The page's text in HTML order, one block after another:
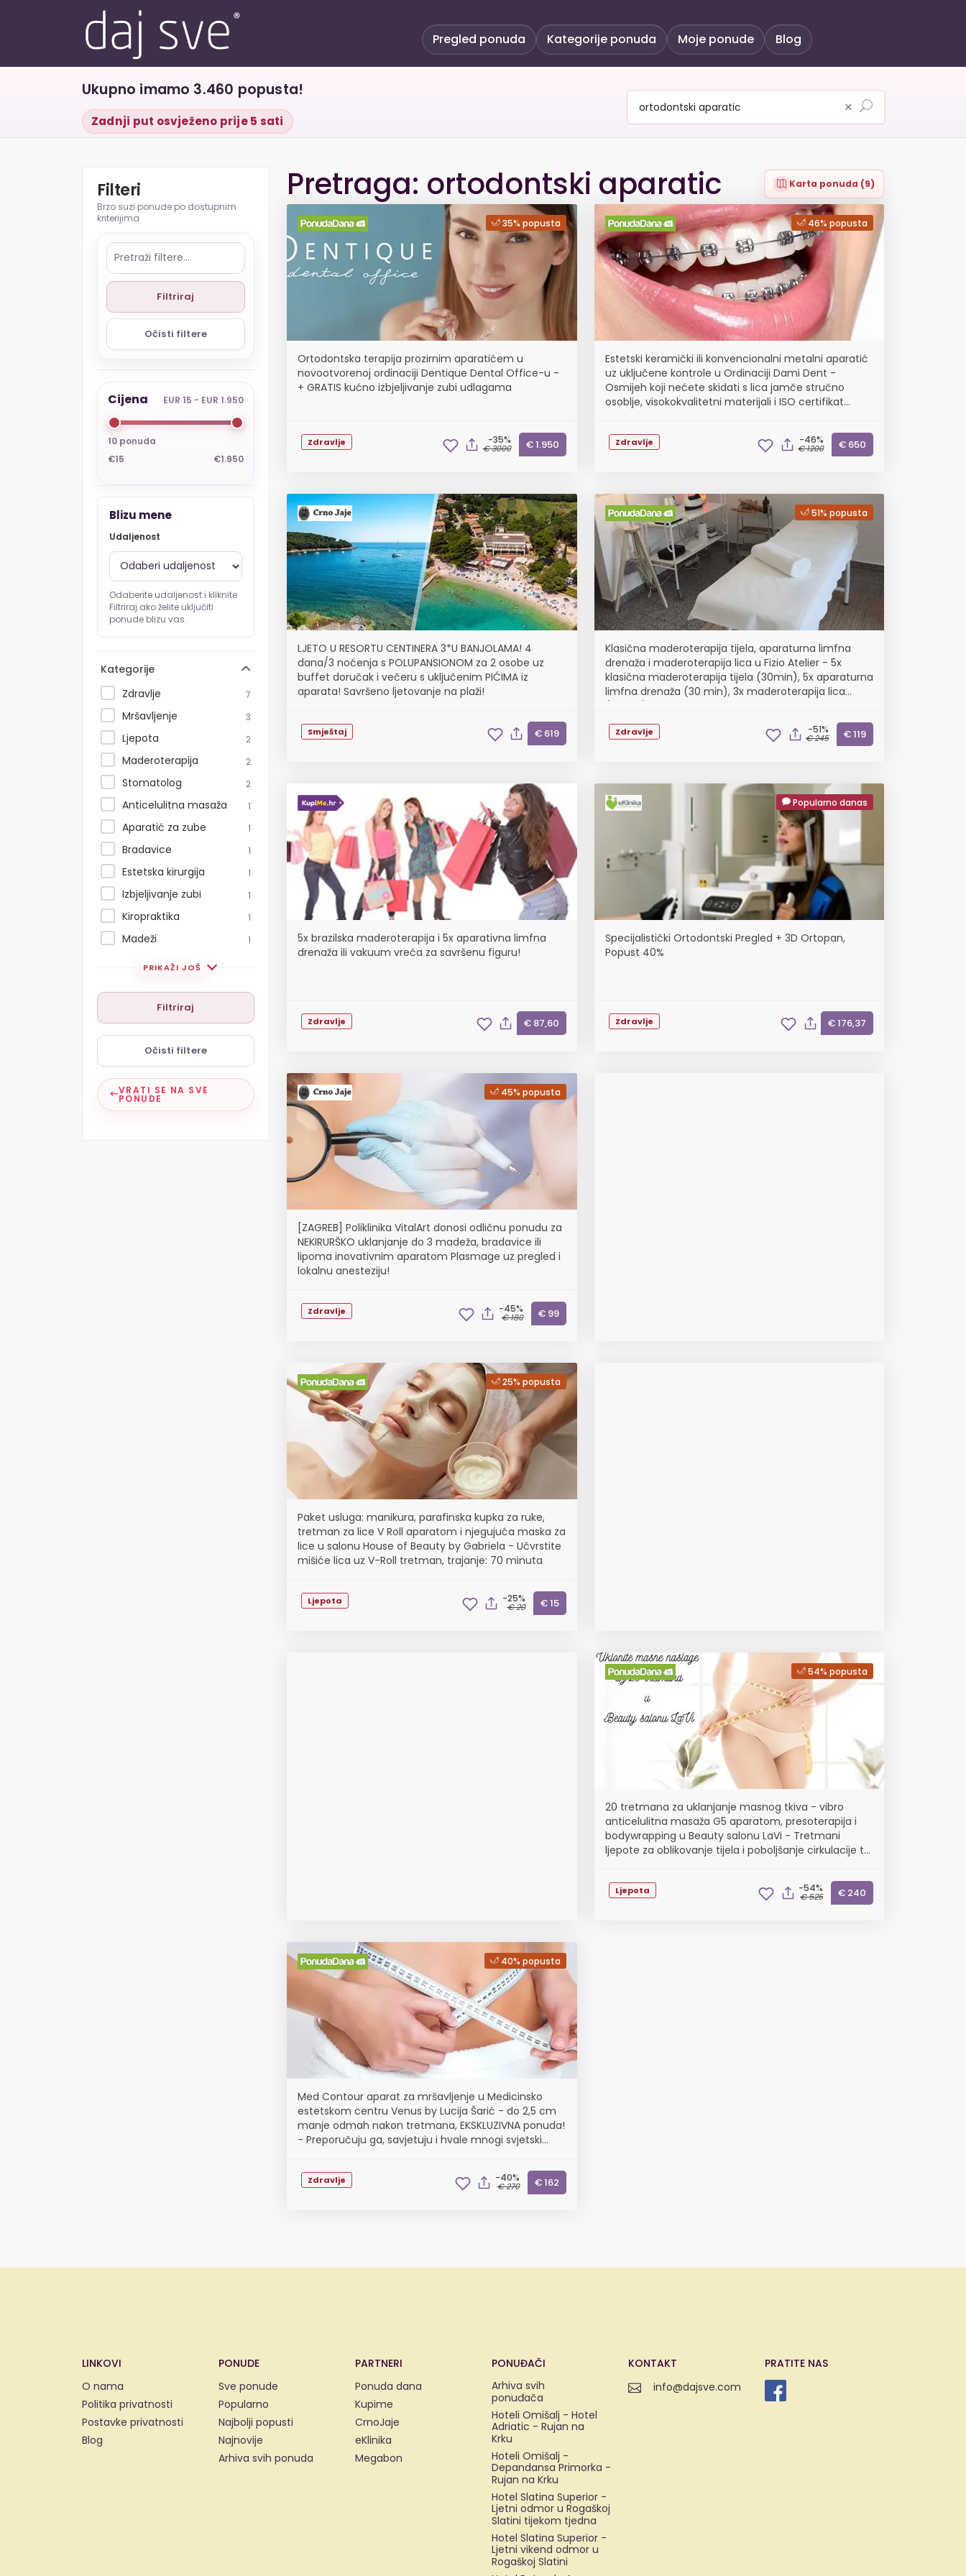
Pregled ponuda Kategorije ponuda Moje ponude Blog
Ukupno imamo 3.460 popusta!
Zadnji put osvježeno prije 5 sati
×
Filteri
Filtriraj
Očisti filtere
Cijena EUR 15 - EUR 1.950
10 ponuda
€15
€1.950
Blizu mene
Udaljenost
Odaberite udaljenost i kliknite
Filtriraj ako želite uključiti
ponude blizu vas.
Kategorije
Zdravlje
7
Mršavljenje 3
Ljepota 2
Maderoterapija 2
Stomatolog 2
Anticelulitna masaža 1
Aparatić za zube 1
Bradavice 1
Estetska kirurgija 1
Izbjeljivanje zubi 1
Kiropraktika 1
Madeži 1
PRIKAŽI JOŠ
Filtriraj
Očisti filtere
VRATI SE NA SVE
PONUDE
Pretraga: ortodontski aparatic Karta ponuda (9)
35% popusta
Ortodontska terapija prozirnim aparatićem u
novootvorenoj ordinaciji Dentique Dental Office-u -
+ GRATIS kućno izbjeljivanje zubi udlagama
Zdravlje -35%
€ 3000 € 1.950
46% popusta
Estetski keramički ili konvencionalni metalni aparatić
uz uključene kontrole u Ordinaciji Dami Dent -
Osmijeh koji nećete skidati s lica jamče stručno
osoblje, visokokvalitetni materijali i ISO certifikat
Zdravlje -46%
€ 1200 € 650
LJETO U RESORTU CENTINERA 3*U BANJOLAMA! 4
dana/3 noćenja s POLUPANSIONOM za 2 osobe uz
buffet doručak i večeru s uključenim PIĆIMA iz
aparata! Savršeno ljetovanje na plaži!
Smještaj € 619
51% popusta
Klasična maderoterapija tijela, aparaturna limfna
drenaža i maderoterapija lica u Fizio Atelier - 5x
klasična maderoterapija tijela (30min), 5x aparaturna
limfna drenaža (30 min), 3x maderoterapija lica
(30min)
Zdravlje -51%
€ 245 € 119
5x brazilska maderoterapija i 5x aparativna limfna
drenaža ili vakuum vreća za savršenu figuru!
Zdravlje € 87,60
Popularno danas
Specijalistički Ortodontski Pregled + 3D Ortopan,
Popust 40%
Zdravlje € 176,37
45% popusta
[ZAGREB] Poliklinika VitalArt donosi odličnu ponudu za
NEKIRURŠKO uklanjanje do 3 madeža, bradavice ili
lipoma inovativnim aparatom Plasmage uz pregled i
lokalnu anesteziju!
Zdravlje -45%
€ 180 € 99
25% popusta
Paket usluga: manikura, parafinska kupka za ruke,
tretman za lice V Roll aparatom i njegujuća maska za
lice u salonu House of Beauty by Gabriela - Učvrstite
mišiće lica uz V-Roll tretman, trajanje: 70 minuta
Ljepota -25%
€ 20 € 15
54% popusta
20 tretmana za uklanjanje masnog tkiva - vibro
anticelulitna masaža G5 aparatom, presoterapija i
bodywrapping u Beauty salonu LaVi - Tretmani
ljepote za oblikovanje tijela i poboljšanje cirkulacije te
Ljepota -54%
€ 525 € 240
40% popusta
Med Contour aparat za mršavljenje u Medicinsko
estetskom centru Venus by Lucija Šarić - do 2,5 cm
manje odmah nakon tretmana, EKSKLUZIVNA ponuda!
- Preporučuju ga, savjetuju i hvale mnogi svjetski
Zdravlje -40%
€ 270 € 162
LINKOVI
O nama
Politika privatnosti
Postavke privatnosti
Blog
PONUDE
Sve ponude
Popularno
Najbolji popusti
Najnovije
Arhiva svih ponuda
PARTNERI
Ponuda dana
Kupime
CrnoJaje
eKlinika
Megabon
PONUĐAČI
Arhiva svih
ponuđača
Hoteli Omišalj - Hotel
Adriatic - Rujan na
Krku
Hoteli Omišalj -
Depandansa Primorka -
Rujan na Krku
Hotel Slatina Superior -
Ljetni odmor u Rogaškoj
Slatini tijekom tjedna
Hotel Slatina Superior -
Ljetni vikend odmor u
Rogaškoj Slatini
KONTAKT
info@dajsve.com
PRATITE NAS